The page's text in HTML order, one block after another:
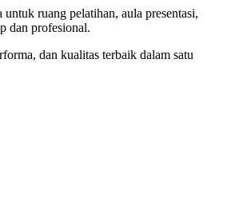
ruang pelatihan, aula presentasi,
dan profesional.
dan kualitas terbaik dalam satu